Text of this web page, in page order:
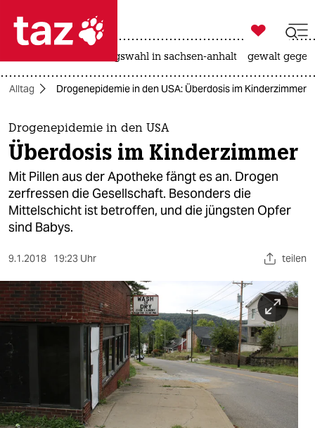
 taz zahl ich
taz zahl ich
themen
politik
öko
gesellschaft
kultur
sport
berlin
nord
verlag

taz zahl ich
landtagswahl in sachsen-anhalt gewalt
Alltag Drogenepidemie in den USA: Überdosis im Kinderzimmer
Drogenepidemie in den USA
Überdosis im Kinderzimmer
Mit Pillen aus der Apotheke fängt es an. Drogen
zerfressen die Gesellschaft. Besonders die
Mittelschicht ist betroffen, und die jüngsten Opfer
sind Babys.
9.1.2018 19:23 Uhr teilen